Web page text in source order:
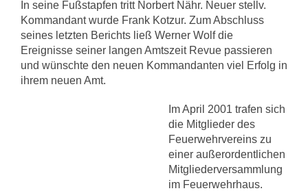
In seine Fußstapfen tritt Norbert Nähr. Neuer stellv.
Kommandant wurde Frank Kotzur. Zum Abschluss
seines letzten Berichts ließ Werner Wolf die
Ereignisse seiner langen Amtszeit Revue passieren
und wünschte den neuen Kommandanten viel Erfolg in
ihrem neuen Amt.
Im April 2001 trafen sich
die Mitglieder des
Feuerwehrvereins zu
einer außerordentlichen
Mitgliederversammlung
im Feuerwehrhaus.